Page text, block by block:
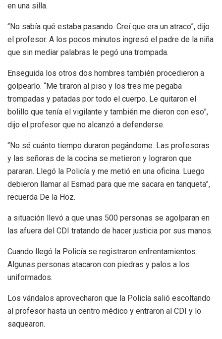
en una silla.
“No sabía qué estaba pasando. Creí que era un atraco”, dijo
el profesor. A los pocos minutos ingresó el padre de la niña
que sin mediar palabras le pegó una trompada.
Enseguida los otros dos hombres también procedieron a
golpearlo. “Me tiraron al piso y los tres me pegaba
trompadas y patadas por todo el cuerpo. Le quitaron el
bolillo que tenía el vigilante y también me dieron con eso”,
dijo el profesor que no alcanzó a defenderse.
“No sé cuánto tiempo duraron pegándome. Las profesoras
y las señoras de la cocina se metieron y lograron que
pararan. Llegó la Policía y me metió en una oficina. Luego
debieron llamar al Esmad para que me sacara en tanqueta”,
recuerda De la Hoz.
a situación llevó a que unas 500 personas se agolparan en
las afuera del CDI tratando de hacer justicia por sus manos.
Cuando llegó la Policía se registraron enfrentamientos.
Algunas personas atacaron con piedras y palos a los
uniformados.
Los vándalos aprovecharon que la Policía salió escoltando
al profesor hasta un centro médico y entraron al CDI y lo
saquearon.